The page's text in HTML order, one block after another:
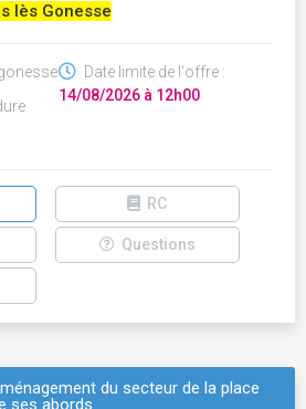
lès Gonesse
Date limite de l'offre :
14/08/2026 à 12h00
RC
Questions
du secteur de la place
ses abords